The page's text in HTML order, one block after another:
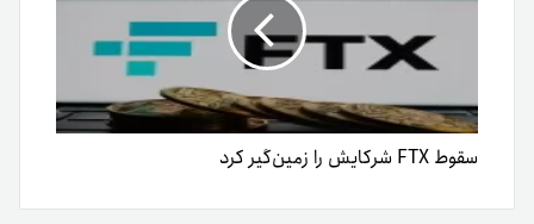
سقوط FTX شرکایش را زمین‌گیر کرد